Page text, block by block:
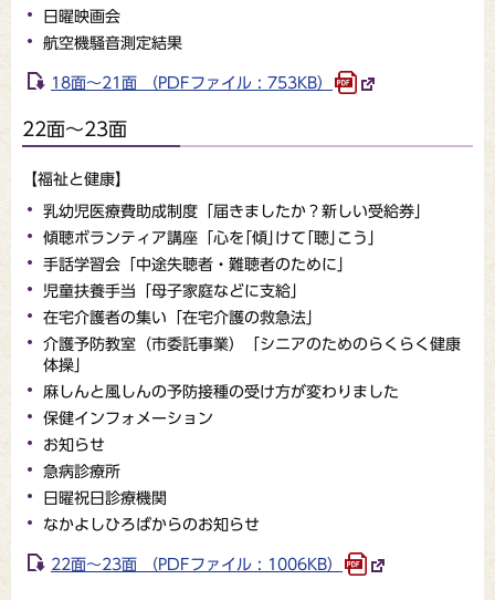
日曜映画会
航空機騒音測定結果
18面～21面 （PDFファイル : 753KB）
22面～23面
【福祉と健康】
乳幼児医療費助成制度「届きましたか？新しい受給券」
傾聴ボランティア講座「心を｢傾｣けて｢聴｣こう」
手話学習会「中途失聴者・難聴者のために」
児童扶養手当「母子家庭などに支給」
在宅介護者の集い「在宅介護の救急法」
介護予防教室（市委託事業）「シニアのためのらくらく健康
体操」
麻しんと風しんの予防接種の受け方が変わりました
保健インフォメーション
お知らせ
急病診療所
日曜祝日診療機関
なかよしひろばからのお知らせ
22面～23面 （PDFファイル : 1006KB）